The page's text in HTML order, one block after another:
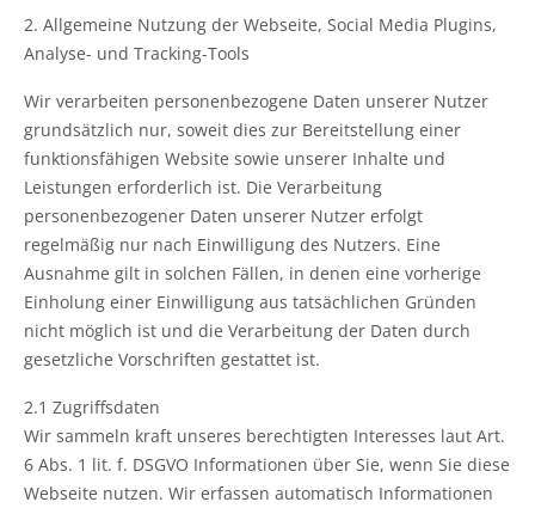
2. Allgemeine Nutzung der Webseite, Social Media Plugins,
Analyse- und Tracking-Tools
Wir verarbeiten personenbezogene Daten unserer Nutzer
grundsätzlich nur, soweit dies zur Bereitstellung einer
funktionsfähigen Website sowie unserer Inhalte und
Leistungen erforderlich ist. Die Verarbeitung
personenbezogener Daten unserer Nutzer erfolgt
regelmäßig nur nach Einwilligung des Nutzers. Eine
Ausnahme gilt in solchen Fällen, in denen eine vorherige
Einholung einer Einwilligung aus tatsächlichen Gründen
nicht möglich ist und die Verarbeitung der Daten durch
gesetzliche Vorschriften gestattet ist.
2.1 Zugriffsdaten
Wir sammeln kraft unseres berechtigten Interesses laut Art.
6 Abs. 1 lit. f. DSGVO Informationen über Sie, wenn Sie diese
Webseite nutzen. Wir erfassen automatisch Informationen